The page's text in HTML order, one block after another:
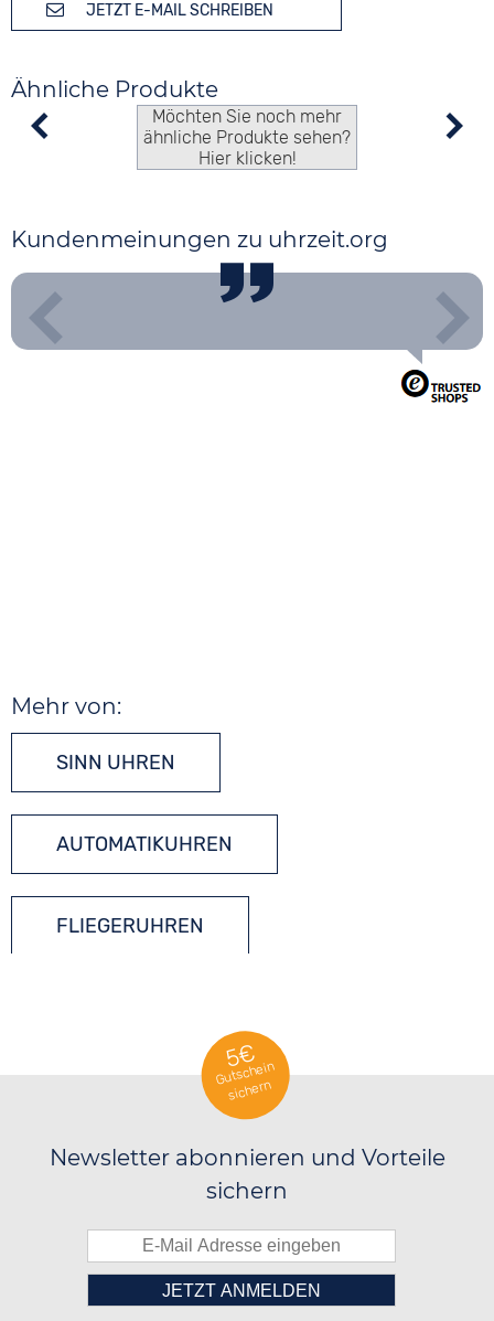
JETZT E-MAIL SCHREIBEN
Ähnliche Produkte
Möchten Sie noch mehr
ähnliche Produkte sehen?
Hier klicken!
Kundenmeinungen zu uhrzeit.org
Mehr von:
SINN UHREN
AUTOMATIKUHREN
FLIEGERUHREN
5€
Gutschein
sichern
Newsletter abonnieren und Vorteile
sichern